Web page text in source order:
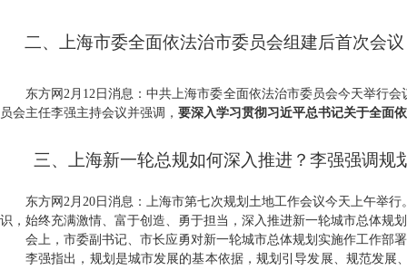
二、上海市委全面依法治市委员会组建后首次会
东方网2月12日消息：中共上海市委全面依法治市委员会今天举行
员会主任李强主持会议并强调， 要深入学习贯彻习近平总书记关于全面
三、上海新一轮总规如何深入推进？李强强调规
东方网2月20 日消息：上海市第七次规划土地工作会议今天上午举
识，始终充满激情、富于创造、勇于担当，深入推进新一轮城市总体规
会上，市委副书记、市长应勇对新一轮城市总体规划实施作工作部
李强指出，规划是城市发展的基本依据，规划引导发展、规范发